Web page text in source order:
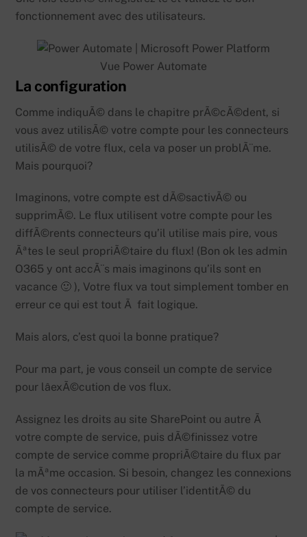
fonctionnement avec des utilisateurs.
Vue Power Automate
La configuration
Comme indiquÃ© dans le chapitre prÃ©cÃ©dent, si
vous avez utilisÃ© votre compte pour les connecteurs
utilisÃ© de votre flux, cela va poser un problÃ¨me.
Mais pourquoi?
Imaginons, votre compte est dÃ©sactivÃ© ou
supprimÃ©. Le flux utilisent votre compte pour les
diffÃ©rents connecteurs qu’il utilise mais pire, vous
Ãªtes le seul propriÃ©taire du flux! (Bon ok les admin
O365 y ont accÃ¨s mais imaginons qu’ils sont en
vacance 🙂 ), Votre flux va tout simplement tomber en
erreur ce qui est tout Ã fait logique.
Mais alors, c’est quoi la bonne pratique?
Pour ma part, je vous conseil un compte de service
pour lâexÃ©cution de vos flux.
Assignez les droits au site SharePoint ou autre Ã
votre compte de service, puis dÃ©finissez votre
compte de service comme propriÃ©taire du flux par
la mÃªme occasion. Si besoin, changez les connexions
de vos connecteurs pour utiliser l’identitÃ© du
compte de service.